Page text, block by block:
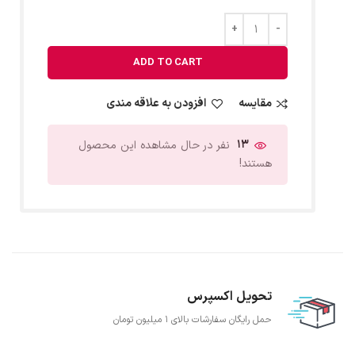
ADD TO CART
مقایسه افزودن به علاقه مندی
13 نفر در حال مشاهده این محصول
هستند!
تحویل اکسپرس
حمل رایگان سفارشات بالای 1 میلیون تومان